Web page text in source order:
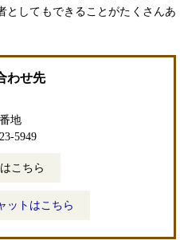
としてもできることがたくさんあ
わせ先
地
5949
こちら
ットはこちら